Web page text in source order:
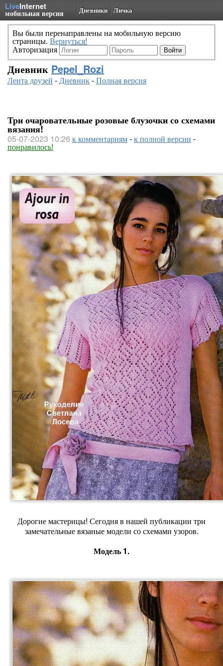
LiveInternet
мобильная версия Дневники Личка
Вы были перенаправлены на мобильную версию
страницы. Вернуться!
Авторизация
Дневник Pepel_Rozi
Лента друзей -Дневник-Полная версия
Три очаровательные розовые блузочки со схемами
вязания!
05-07-2023 10:26 к комментариям-к полной версии -
понравилось!
Дорогие мастерицы! Сегодня в нашей публикации три
замечательные вязаные модели со схемами узоров.
Модель 1.